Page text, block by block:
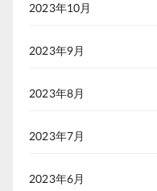
2023年10月
2023年9月
2023年8月
2023年7月
2023年6月